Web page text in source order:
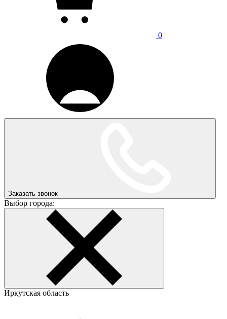
0
Заказать звонок
Выбор города:
Иркутская область